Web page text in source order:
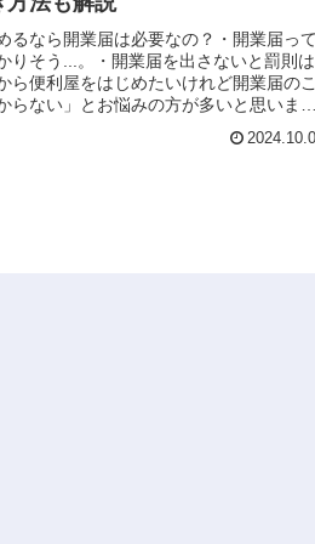
るなら開業届は必要なの？・開業届って
りそう...。・開業届を出さないと罰則は
ら便利屋をはじめたいけれど開業届のこ
らない」とお悩みの方が多いと思います